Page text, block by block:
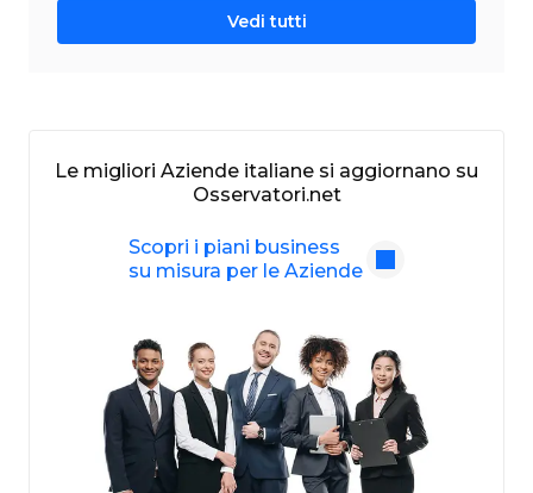
Vedi tutti
Le migliori Aziende italiane si aggiornano su
Osservatori.net
Scopri i piani business
su misura per le Aziende